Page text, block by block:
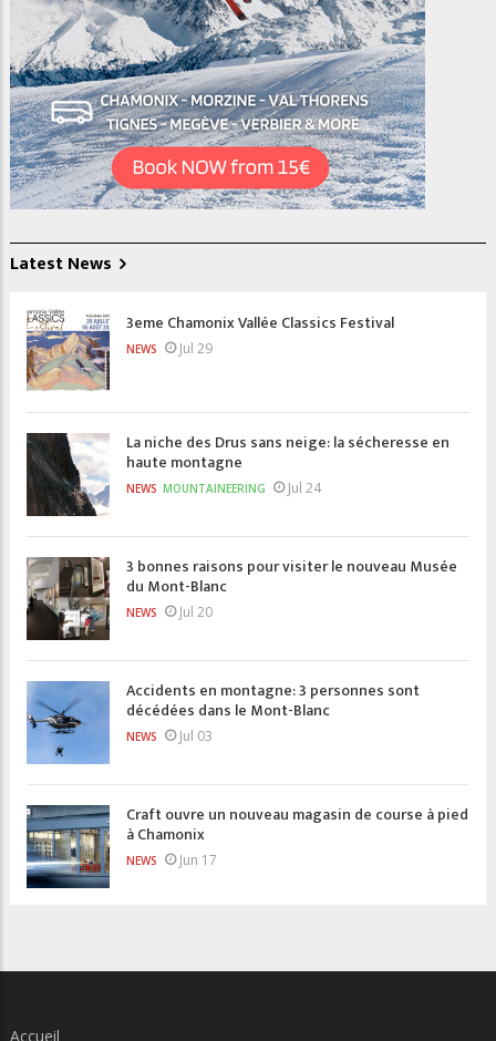
Latest News
3eme Chamonix Vallée Classics Festival
NEWS Jul 29
La niche des Drus sans neige: la sécheresse en
haute montagne
NEWS MOUNTAINEERING Jul 24
3 bonnes raisons pour visiter le nouveau Musée
du Mont-Blanc
NEWS Jul 20
Accidents en montagne: 3 personnes sont
décédées dans le Mont-Blanc
NEWS Jul 03
Craft ouvre un nouveau magasin de course à pied
à Chamonix
NEWS Jun 17
Accueil